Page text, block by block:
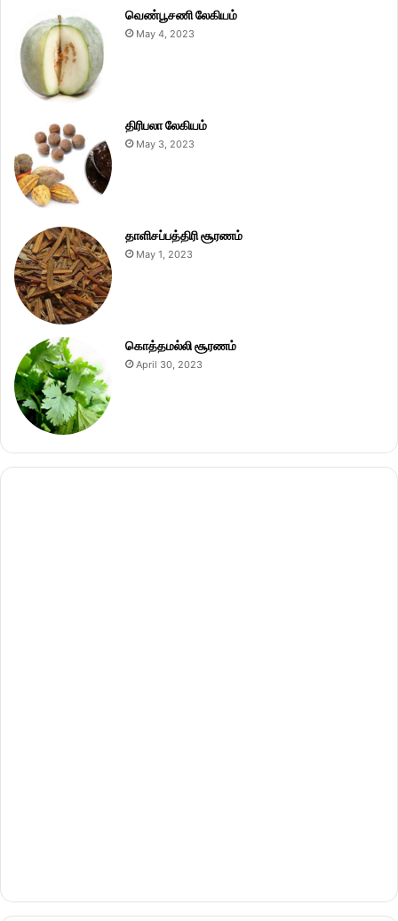
வெண்பூசணி லேகியம்
May 4, 2023
திரிபலா லேகியம்
May 3, 2023
தாளிசப்பத்திரி சூரணம்
May 1, 2023
கொத்தமல்லி சூரணம்
April 30, 2023